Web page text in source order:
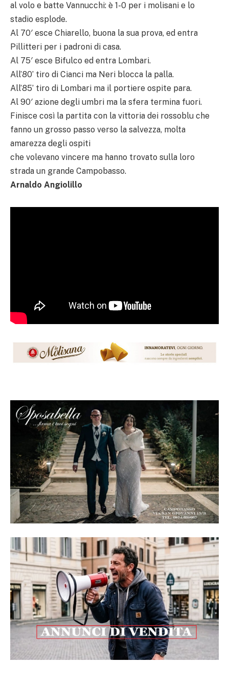
al volo e batte Vannucchi: è 1-0 per i molisani e lo
stadio esplode.
Al 70′ esce Chiarello, buona la sua prova, ed entra
Pillitteri per i padroni di casa.
Al 75′ esce Bifulco ed entra Lombari.
All’80’ tiro di Cianci ma Neri blocca la palla.
All’85’ tiro di Lombari ma il portiere ospite para.
Al 90′ azione degli umbri ma la sfera termina fuori.
Finisce così la partita con la vittoria dei rossoblu che
fanno un grosso passo verso la salvezza, molta
amarezza degli ospiti
che volevano vincere ma hanno trovato sulla loro
strada un grande Campobasso.
Arnaldo Angiolillo